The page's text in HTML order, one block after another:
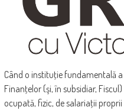
Când o instituţie fundamentală
Finanţelor (şi, în subsidiar,
ocupată, fizic, de salariaţii